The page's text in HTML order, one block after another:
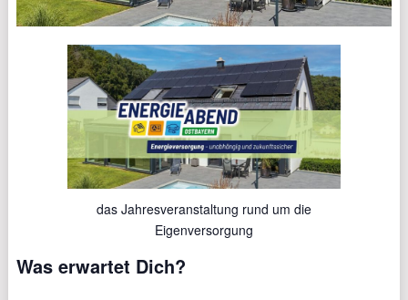
das Jahresveranstaltung rund um die
Eigenversorgung
Was erwartet Dich?